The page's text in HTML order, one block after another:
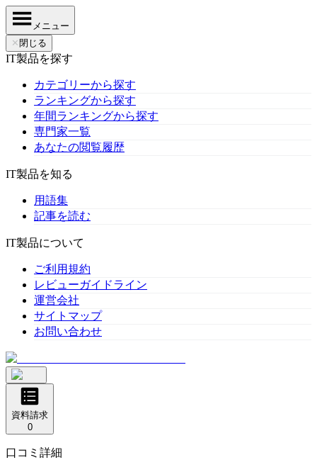
メニュー
✕ 閉じる
IT製品を探す
カテゴリーから探す
ランキングから探す
年間ランキングから探す
専門家一覧
あなたの閲覧履歴
IT製品を知る
用語集
記事を読む
IT製品について
ご利用規約
レビューガイドライン
運営会社
サイトマップ
お問い合わせ
資料請求
0
口コミ詳細